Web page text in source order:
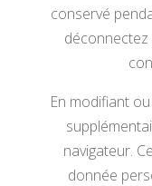
conservé
En modifiant
navigateur.
donnée